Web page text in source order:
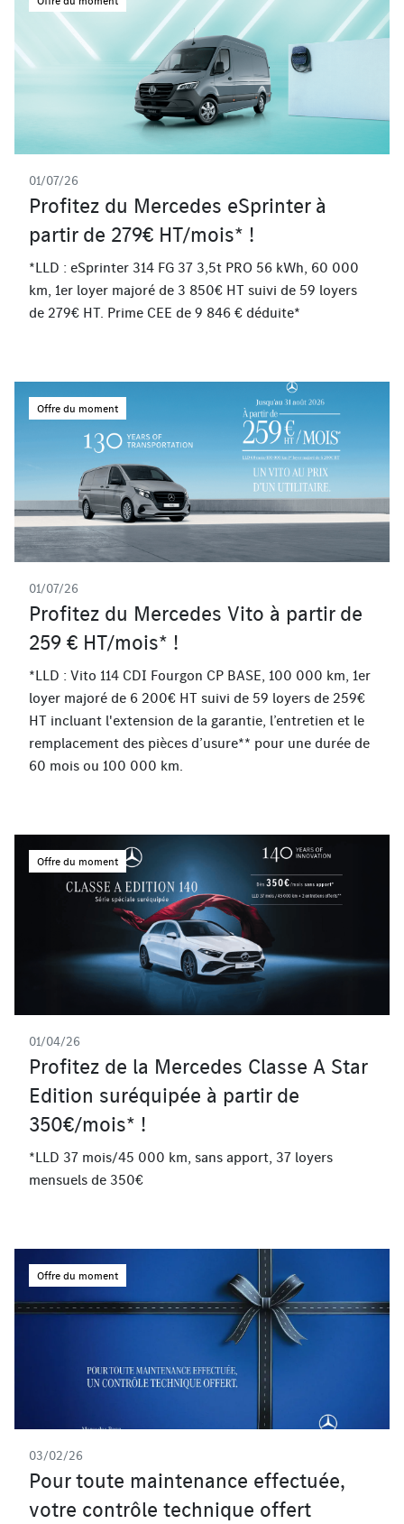
01/07/26
Profitez du Mercedes eSprinter à
partir de 279€ HT/mois* !
*LLD : eSprinter 314 FG 37 3,5t PRO 56 kWh, 60 000
km, 1er loyer majoré de 3 850€ HT suivi de 59 loyers
de 279€ HT. Prime CEE de 9 846 € déduite*
01/07/26
Profitez du Mercedes Vito à partir de
259 € HT/mois* !
*LLD : Vito 114 CDI Fourgon CP BASE, 100 000 km, 1er
loyer majoré de 6 200€ HT suivi de 59 loyers de 259€
HT incluant l'extension de la garantie, l’entretien et le
remplacement des pièces d’usure** pour une durée de
60 mois ou 100 000 km.
Offre du moment
01/04/26
Profitez de la Mercedes Classe A Star
Edition suréquipée à partir de
350€/mois* !
*LLD 37 mois/45 000 km, sans apport, 37 loyers
mensuels de 350€
Offre du moment
03/02/26
Pour toute maintenance effectuée,
votre contrôle technique offert
Offre du moment